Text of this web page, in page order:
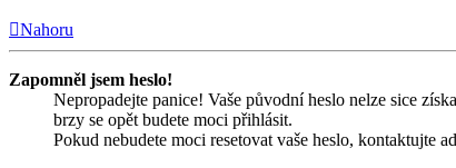
Nahoru
Zapomněl jsem heslo!
Nepropadejte panice! Vaše původní heslo nelze sice
brzy se opět budete moci přihlásit.
Pokud nebudete moci resetovat vaše heslo, kontaktujte